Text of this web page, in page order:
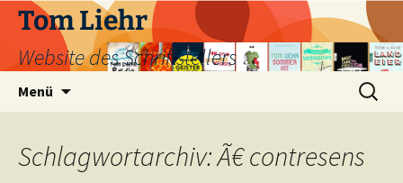
Zum
Inhalt
springen
Tom Liehr
Website des Schriftstellers
Menü
Suchen
nach:
Schlagwortarchiv: Ã€ contresens